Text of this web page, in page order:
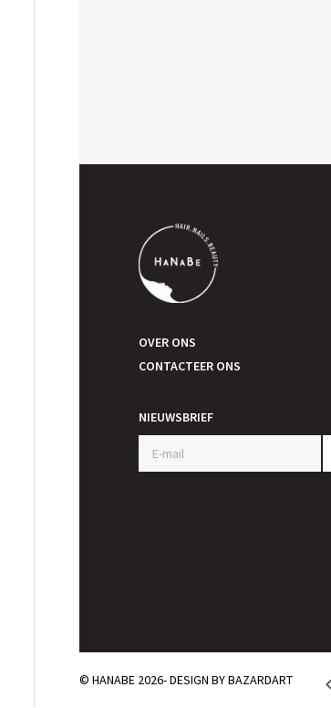
OVER ONS
CONTACTEER ONS
NIEUWSBRIEF
© HANABE 2026- DESIGN BYBAZARDART